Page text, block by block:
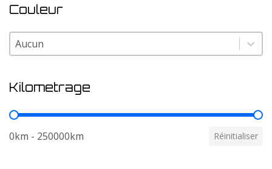
Couleur
Couleur
Couleur
Kilometrage
Kilometrage
0km - 250000km Réinitialiser